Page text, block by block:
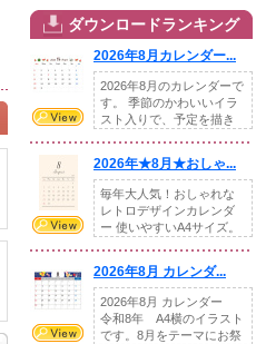
ダウンロードランキング
2026年8月カレンダー...
2026年8月のカレンダーで
す。 季節のかわいいイラ
スト入りで、予定を描き
2026年★8月★おしゃ...
毎年大人気！おしゃれな
レトロデザインカレンダ
ー 使いやすいA4サイズ。
2026年8月 カレンダ...
2026年8月 カレンダー
令和8年 A4横のイラスト
です。8月をテーマにお祭